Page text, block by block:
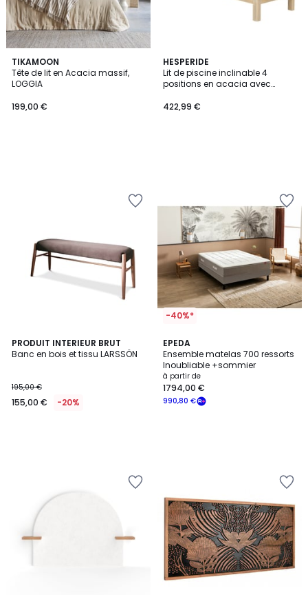
TIKAMOON
Tête de lit en Acacia massif,
LOGGIA
199,00 €
HESPERIDE
Lit de piscine inclinable 4
positions en acacia avec
422,99 €
PRODUIT INTERIEUR BRUT
Banc en bois et tissu LARSSÖN
195,00 €
155,00 € -20%
-40%*
EPEDA
Ensemble matelas 700 ressorts
Inoubliable +sommier
à partir de
990,80 €
1794,00 €